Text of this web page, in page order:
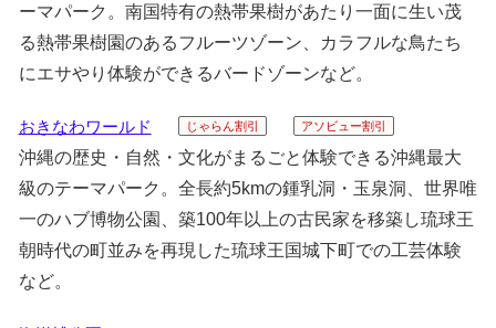
ーマパーク。南国特有の熱帯果樹があたり一面に生い茂
る熱帯果樹園のあるフルーツゾーン、カラフルな鳥たち
にエサやり体験ができるバードゾーンなど。
おきなわワールド じゃらん割引 アソビュー割引
沖縄の歴史・自然・文化がまるごと体験できる沖縄最大
級のテーマパーク。全長約5kmの鍾乳洞・玉泉洞、世界唯
一のハブ博物公園、築100年以上の古民家を移築し琉球王
朝時代の町並みを再現した琉球王国城下町での工芸体験
など。